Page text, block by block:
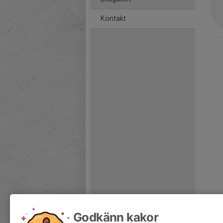
Kontakt
Godkänn kakor